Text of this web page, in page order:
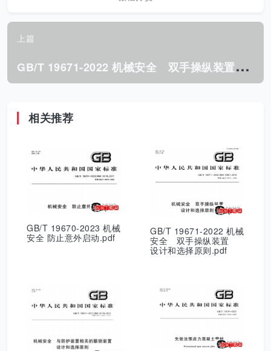
上篇
G
B/T 19671-2022 机械安全 双手操纵装置 设计和选择原则.pdf
相关推荐
GB/T 19670-2023 机械
安全 防止意外启动.pdf
GB/T 19671-2022 机械
安全 双手操纵装置
设计和选择原则.pdf